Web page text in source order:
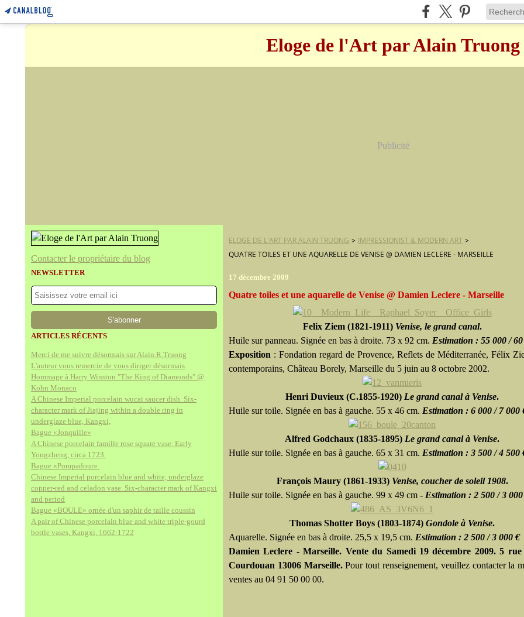
Eloge de l'Art par Alain Truong
Publicité
Contacter le propriétaire du blog
NEWSLETTER
ARTICLES RÉCENTS
Merci de me suivre désormais sur Alain.R.Truong
L'auteur vous remercie de vous diriger désormais
Hommage à Harry Winston "The King of Diamonds" @
Kohn Monaco
A Chinese Imperial porcelain wucai saucer dish. Six-
character mark of Jiajing within a double ring in
underglaze blue, Kangxi,
Bague «Jonquille»
A Chinese porcelain famille rose square vase. Early
Yongzheng, circa 1723.
Bague «Pompadour».
Chinese Imperial porcelain blue and white, underglaze
copper-red and celadon vase. Six-character mark of Kangxi
and period
Bague «BOULE» ornée d'un saphir de taille coussin
A pair of Chinese porcelain blue and white triple-gourd
bottle vases, Kangxi, 1662-1722
ELOGE DE L'ART PAR ALAIN TRUONG > IMPRESSIONIST & MODERN ART >
QUATRE TOILES ET UNE AQUARELLE DE VENISE @ DAMIEN LECLERE - MARSEILLE
17 décembre 2009
Quatre toiles et une aquarelle de Venise @ Damien Leclere - Marseille
Felix Ziem (1821-1911) Venise, le grand canal.
Huile sur panneau. Signée en bas à droite. 73 x 92 cm. Estimation : 55 000 /
Exposition : Fondation regard de Provence, Reflets de Méditerranée, Félix
contemporains, Château Borely, Marseille du 5 juin au 8 octobre 2002.
Henri Duvieux (C.1855-1920) Le grand canal à Venise.
Huile sur toile. Signée en bas à gauche. 55 x 46 cm. Estimation : 6 000 / 7 000
Alfred Godchaux (1835-1895) Le grand canal à Venise.
Huile sur toile. Signée en bas à gauche. 65 x 31 cm. Estimation : 3 500 / 4 500
François Maury (1861-1933) Venise, coucher de soleil 1908.
Huile sur toile. Signée en bas à gauche. 99 x 49 cm - Estimation : 2 500 / 3
Thomas Shotter Boys (1803-1874) Gondole à Venise.
Aquarelle. Signée en bas à droite. 25,5 x 19,5 cm. Estimation : 2 500 / 3 000 €
Damien Leclere - Marseille. Vente du Samedi 19 décembre 2009. 5
Courdouan 13006 Marseille.Pour tout renseignement, veuillez contacter la
ventes au 04 91 50 00 00.